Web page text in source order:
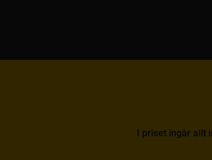
I priset ingår allt